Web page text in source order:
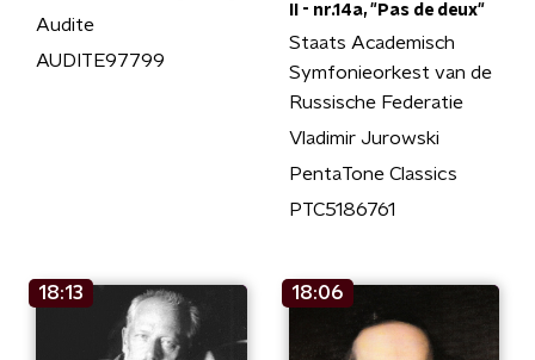
Audite
AUDITE97799
II - nr.14a, "Pas de deux"
Staats Academisch
Symfonieorkest van de
Russische Federatie
Vladimir Jurowski
PentaTone Classics
PTC5186761
18:13 18:06